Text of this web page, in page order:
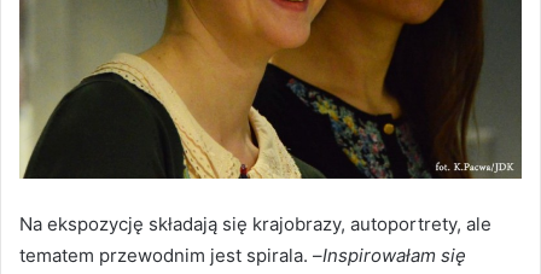
Na ekspozycję składają się krajobrazy, autoportrety, ale
tematem przewodnim jest spirala. –Inspirowałam się